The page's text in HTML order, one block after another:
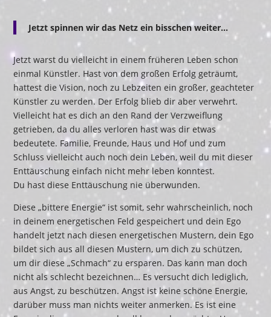
Jetzt spinnen wir das Netz ein bisschen weiter…
Jetzt warst du vielleicht in einem früheren Leben schon
einmal Künstler. Hast von dem großen Erfolg geträumt,
hattest die Vision, noch zu Lebzeiten ein großer, geachteter
Künstler zu werden. Der Erfolg blieb dir aber verwehrt.
Vielleicht hat es dich an den Rand der Verzweiflung
getrieben, da du alles verloren hast was dir etwas
bedeutete. Familie, Freunde, Haus und Hof und zum
Schluss vielleicht auch noch dein Leben, weil du mit dieser
Enttäuschung einfach nicht mehr leben konntest.
Du hast diese Enttäuschung nie überwunden.
Diese „bittere Energie“ ist somit, sehr wahrscheinlich, noch
in deinem energetischen Feld gespeichert und dein Ego
handelt jetzt nach diesen energetischen Mustern, dein Ego
bildet sich aus all diesen Mustern, um dich zu schützen,
um dir diese „Schmach“ zu ersparen. Das kann man doch
nicht als schlecht bezeichnen… Es versucht dich lediglich,
aus Angst, zu beschützen. Angst ist keine schöne Energie,
darüber muss man nichts weiter anmerken. Es ist eine